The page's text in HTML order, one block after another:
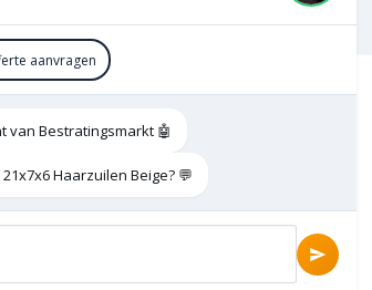
aanvragen
van Bestratingsmarkt 🤖
Haarzuilen Beige? 💬